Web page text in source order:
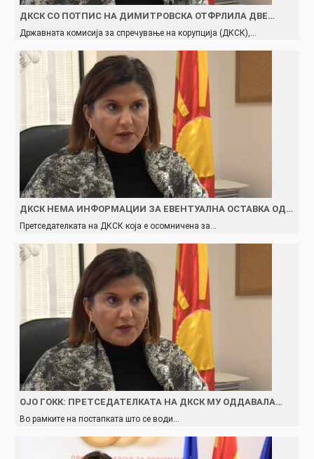
ДКСК СО ПОТПИС НА ДИМИТРОВСКА ОТФРЛИЛА ДВЕ…
Државната комисија за спречување на корупција (ДКСК),…
ДКСК НЕМА ИНФОРМАЦИИ ЗА ЕВЕНТУАЛНА ОСТАВКА ОД…
Претседателката на ДКСК која е осомничена за…
ОЈО ГОКК: ПРЕТСЕДАТЕЛКАТА НА ДКСК МУ ОДДАВАЛА…
Во рамките на постапката што се води…